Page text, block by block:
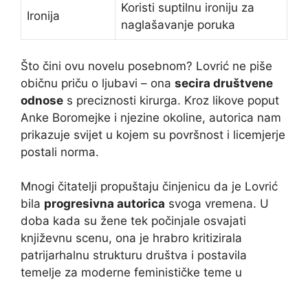
Ironija
Koristi suptilnu ironiju za
naglašavanje poruka
Što čini ovu novelu posebnom? Lovrić ne piše
običnu priču o ljubavi – ona secira društvene
odnose s preciznosti kirurga. Kroz likove poput
Anke Boromejke i njezine okoline, autorica nam
prikazuje svijet u kojem su površnost i licemjerje
postali norma.
Mnogi čitatelji propuštaju činjenicu da je Lovrić
bila progresivna autorica svoga vremena. U
doba kada su žene tek počinjale osvajati
književnu scenu, ona je hrabro kritizirala
patrijarhalnu strukturu društva i postavila
temelje za moderne feminističke teme u